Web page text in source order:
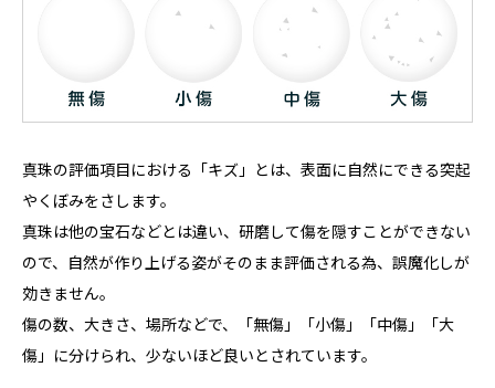
真珠の評価項目における「キズ」とは、表面に自然にできる突起
やくぼみをさします。
真珠は他の宝石などとは違い、研磨して傷を隠すことができない
ので、自然が作り上げる姿がそのまま評価される為、誤魔化しが
効きません。
傷の数、大きさ、場所などで、「無傷」「小傷」「中傷」「大
傷」に分けられ、少ないほど良いとされています。